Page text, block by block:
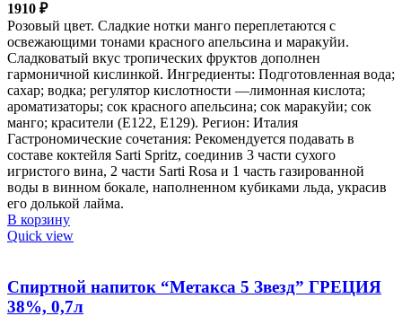
1910 ₽
Розовый цвет. Сладкие нотки манго переплетаются с
освежающими тонами красного апельсина и маракуйи.
Сладковатый вкус тропических фруктов дополнен
гармоничной кислинкой. Ингредиенты: Подготовленная вода;
сахар; водка; регулятор кислотности —лимонная кислота;
ароматизаторы; сок красного апельсина; сок маракуйи; сок
манго; красители (E122, E129). Регион: Италия
Гастрономические сочетания: Рекомендуется подавать в
составе коктейля Sarti Spritz, соединив 3 части сухого
игристого вина, 2 части Sarti Rosa и 1 часть газированной
воды в винном бокале, наполненном кубиками льда, украсив
его долькой лайма.
В корзину
Quick view
Спиртной напиток “Метакса 5 Звезд” ГРЕЦИЯ
38%, 0,7л